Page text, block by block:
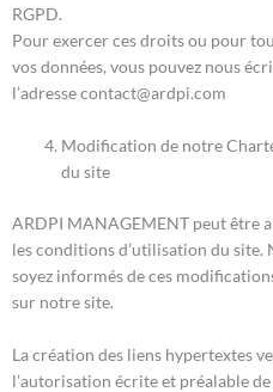
RGPD.
Pour exercer ces droits ou pour
vos données, vous pouvez nous
l’adresse contact@ardpi.com
Modification de notre
du site
ARDPI MANAGEMENT peut être
les conditions d’utilisation du site.
soyez informés de ces
sur notre site.
La création des liens hypertextes
l’autorisation écrite et préalable